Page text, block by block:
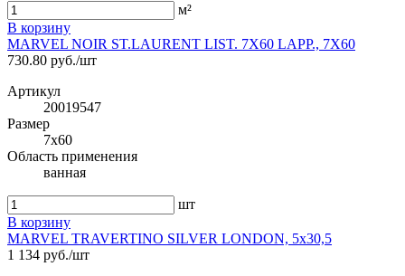
м²
В корзину
MARVEL NOIR ST.LAURENT LIST. 7X60 LAPP., 7X60
730.80 руб./шт
Артикул
20019547
Размер
7x60
Область применения
ванная
шт
В корзину
MARVEL TRAVERTINO SILVER LONDON, 5x30,5
1 134 руб./шт